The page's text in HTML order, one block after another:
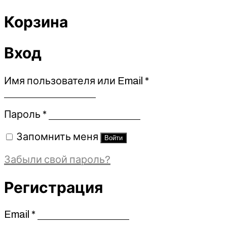
Корзина
Вход
Имя пользователя или Email *Обязательно
Пароль *Обязательно
Запомнить меня Войти
Забыли свой пароль?
Регистрация
Email *Обязательно